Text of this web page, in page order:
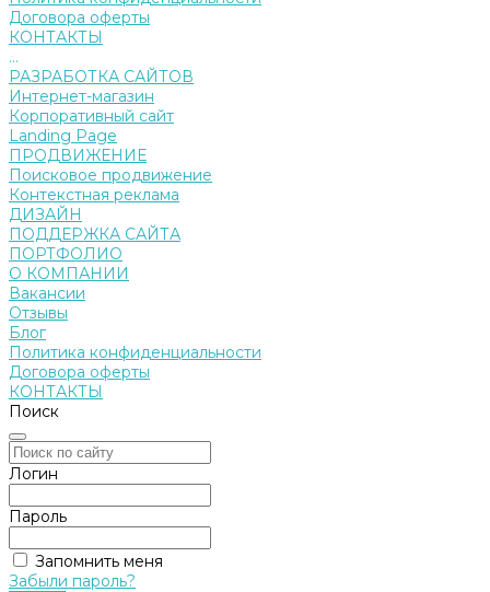
Договора оферты
КОНТАКТЫ
...
РАЗРАБОТКА САЙТОВ
Интернет-магазин
Корпоративный сайт
Landing Page
ПРОДВИЖЕНИЕ
Поисковое продвижение
Контекстная реклама
ДИЗАЙН
ПОДДЕРЖКА САЙТА
ПОРТФОЛИО
О КОМПАНИИ
Вакансии
Отзывы
Блог
Политика конфиденциальности
Договора оферты
КОНТАКТЫ
Поиск
Логин
Пароль
Запомнить меня
Забыли пароль?